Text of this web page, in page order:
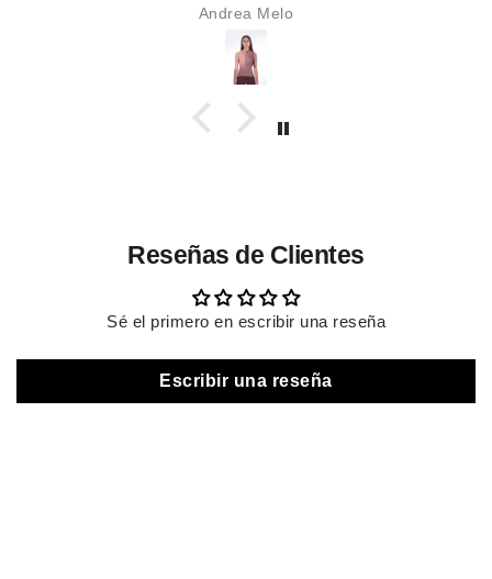
Karime Alzate
Reseñas de Clientes
Sé el primero en escribir una reseña
Escribir una reseña